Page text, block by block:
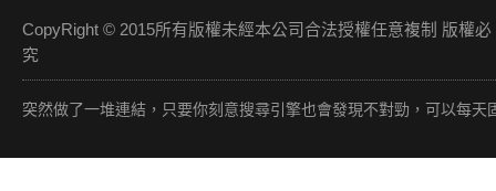
CopyRight © 2015所有版權未經本公司合法授權任意複制 版權必
究
一堆連結，只要你刻意搜尋引擎也會發現不對勁，可以每天固